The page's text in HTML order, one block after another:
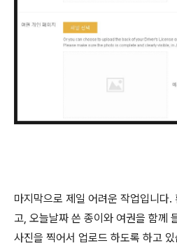
마지막으로 제일 어려운 작업입니다
고, 오늘날짜 쓴 종이와 여권을 함께
사진을 찍어서 업로드 하도록 하고